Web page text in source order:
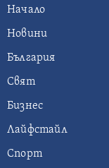
Начало
Новини
България
Свят
Бизнес
Лайфстайл
Спорт